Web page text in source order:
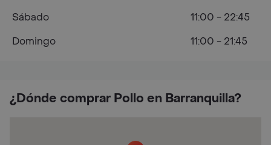
¿Dónde comprar Pollo en Barranquilla?
Sábado
11:00 - 22:45
Domingo
11:00 - 21:45